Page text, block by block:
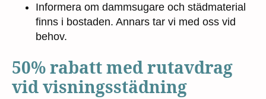
Informera om dammsugare och städmaterial
finns i bostaden. Annars tar vi med oss vid
behov.
50% rabatt med rutavdrag
vid visningsstädning